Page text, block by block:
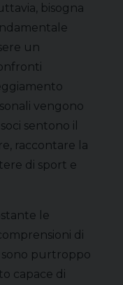
bisogna
un
vengono
sentono il
raccontare la
di sport e
le
di
sono purtroppo
capace di